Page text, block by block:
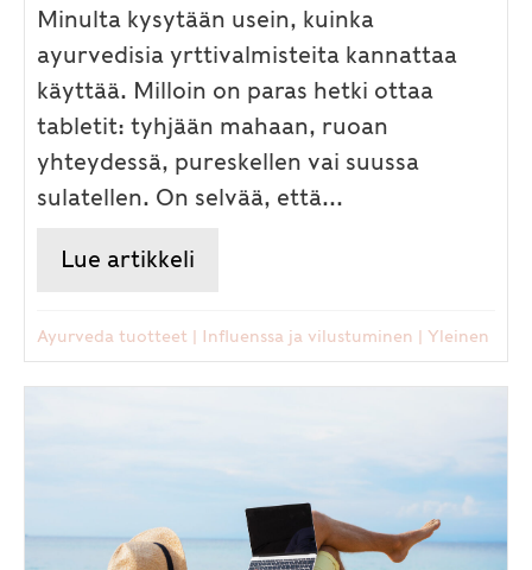
Minulta kysytään usein, kuinka
ayurvedisia yrttivalmisteita kannattaa
käyttää. Milloin on paras hetki ottaa
tabletit: tyhjään mahaan, ruoan
yhteydessä, pureskellen vai suussa
sulatellen. On selvää, että...
Lue artikkeli
Ayurveda tuotteet | Influenssa ja vilustuminen | Yleinen